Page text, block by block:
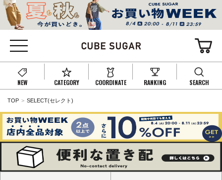
NEW CATEGORY COORDINATE RANKING SEARCH
TOP SELECT(セレクト)